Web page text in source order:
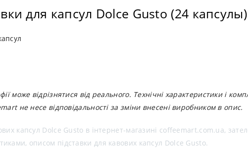
для капсул Dolce Gusto (24
може відрізнятися від реального. Технічні характеристики і
не несе відповідальності за зміни внесені виробником в опис.
капсул Dolce Gusto в інтернет-магазині coffeemart.com.ua,
описом підставки для кавових капсул Dolce Gusto.